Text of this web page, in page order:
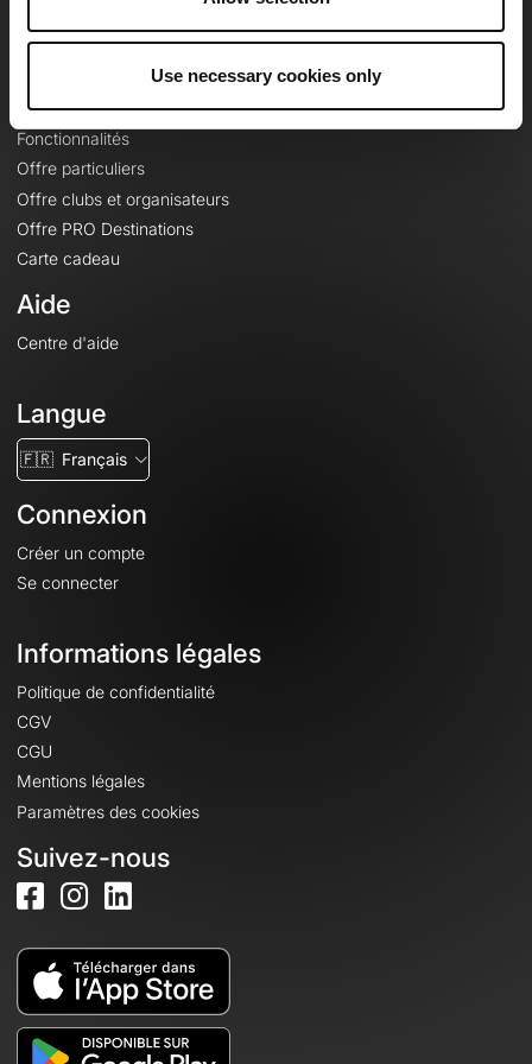
Use necessary cookies only
Le Mag'
Fonds de cartes topographiques
Fonctionnalités
Offre particuliers
Offre clubs et organisateurs
Offre PRO Destinations
Carte cadeau
Aide
Centre d'aide
Langue
🇫🇷 Français
Connexion
Créer un compte
Se connecter
Informations légales
Politique de confidentialité
CGV
CGU
Mentions légales
Paramètres des cookies
Suivez-nous